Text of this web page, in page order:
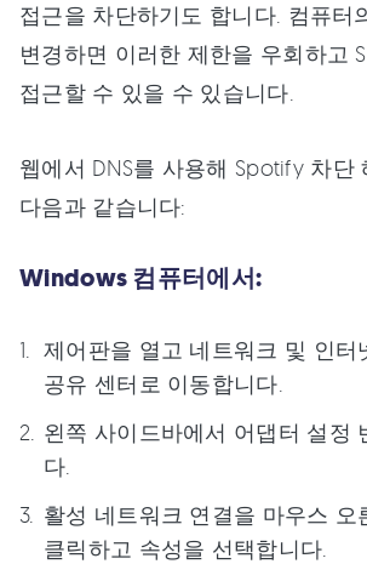
접근을 차단하기도 합니다. 컴퓨터
변경하면 이러한 제한을 우회하고
접근할 수 있을 수 있습니다.
웹에서 DNS를 사용해 Spotify 차단
다음과 같습니다:
Windows 컴퓨터에서:
제어판을 열고 네트워크 및 인터
공유 센터로 이동합니다.
왼쪽 사이드바에서 어댑터 설정
다.
활성 네트워크 연결을 마우스 오
클릭하고 속성을 선택합니다.